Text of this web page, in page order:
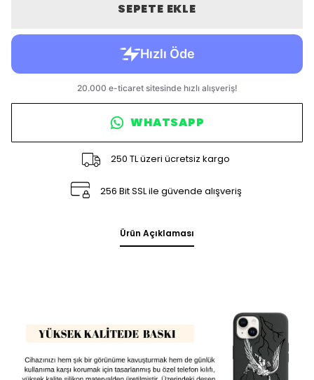
SEPETE EKLE
WHATSAPP
250 TL üzeri ücretsiz kargo
256 Bit SSL ile güvende alışveriş
Ürün Açıklaması